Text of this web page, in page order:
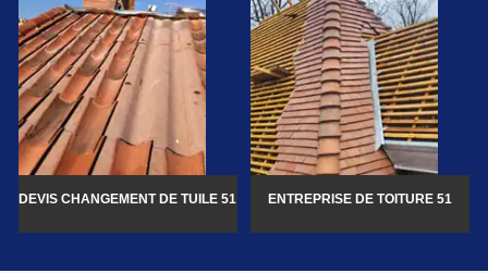
DEVIS CHANGEMENT DE TUILE 51 ENTREPRISE DE TOITURE 51